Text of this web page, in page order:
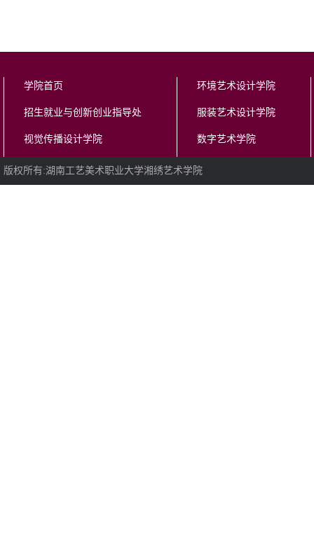
学院首页
招生就业与创新创业指导处
视觉传播设计学院
环境艺术设计学院
服装艺术设计学院
数字艺术学院
版权所有:湖南工艺美术职业大学湘绣艺术学院